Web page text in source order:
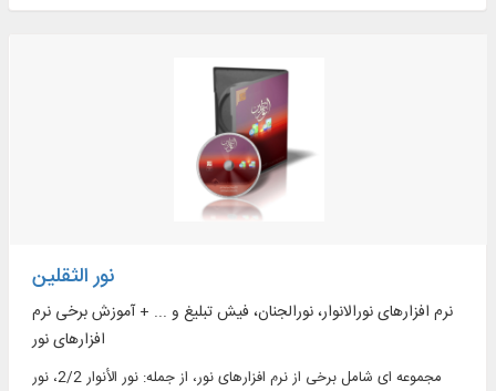
نور الثقلین
نرم افزارهای نورالانوار، نورالجنان، فیش تبلیغ و ... + آموزش برخی نرم
افزارهای نور
مجموعه ای شامل برخی از نرم ­افزارهای نور، از جمله: نور الأنوار 2/2، نور